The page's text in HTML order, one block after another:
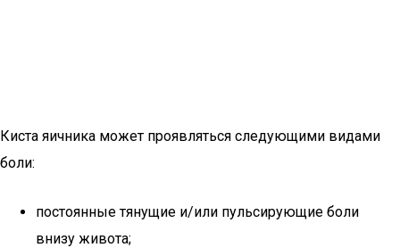
Киста яичника может проявляться следующими видами
боли:
постоянные тянущие и/или пульсирующие боли
внизу живота;